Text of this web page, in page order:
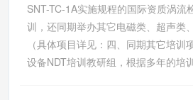
SNT-TC-1A实施规程的国际资质涡流
训，还同期举办其它电磁类、超声类
（具体项目详见：四、同期其它培
设备NDT培训教研组，根据多年的培